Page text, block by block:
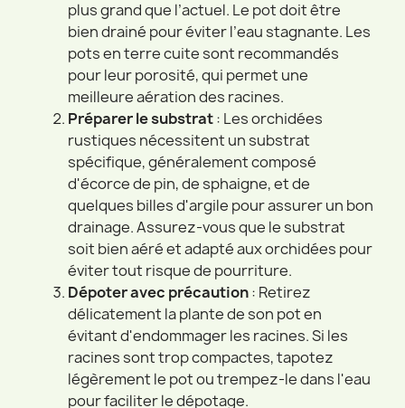
plus grand que l’actuel. Le pot doit être
bien drainé pour éviter l’eau stagnante. Les
pots en terre cuite sont recommandés
pour leur porosité, qui permet une
meilleure aération des racines.
Préparer le substrat: Les orchidées
rustiques nécessitent un substrat
spécifique, généralement composé
d'écorce de pin, de sphaigne, et de
quelques billes d'argile pour assurer un bon
drainage. Assurez-vous que le substrat
soit bien aéré et adapté aux orchidées pour
éviter tout risque de pourriture.
Dépoter avec précaution: Retirez
délicatement la plante de son pot en
évitant d'endommager les racines. Si les
racines sont trop compactes, tapotez
légèrement le pot ou trempez-le dans l'eau
pour faciliter le dépotage.